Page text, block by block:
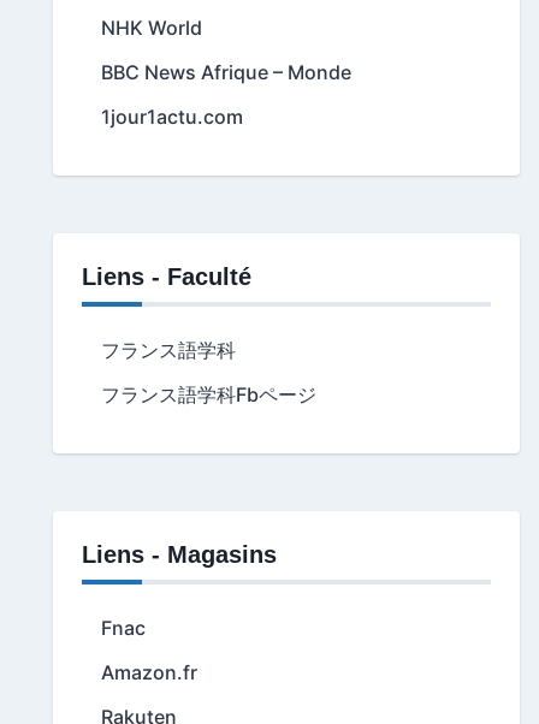
NHK World
BBC News Afrique – Monde
1jour1actu.com
Liens - Faculté
フランス語学科
フランス語学科Fbページ
Liens - Magasins
Fnac
Amazon.fr
Rakuten